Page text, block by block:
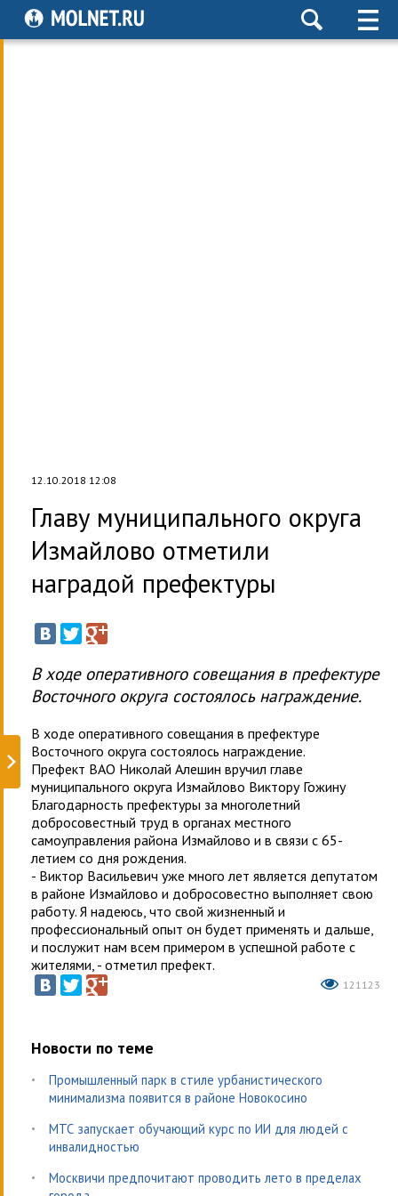
12.10.2018 12:08
Главу муниципального округа
Измайлово отметили
наградой префектуры
В ходе оперативного совещания в префектуре
Восточного округа состоялось награждение.
В ходе оперативного совещания в префектуре
Восточного округа состоялось награждение.
Префект ВАО Николай Алешин вручил главе
муниципального округа Измайлово Виктору Гожину
Благодарность префектуры за многолетний
добросовестный труд в органах местного
самоуправления района Измайлово и в связи с 65-
летием со дня рождения.
- Виктор Васильевич уже много лет является депутатом
в районе Измайлово и добросовестно выполняет свою
работу. Я надеюсь, что свой жизненный и
профессиональный опыт он будет применять и дальше,
и послужит нам всем примером в успешной работе с
жителями, - отметил префект.
121123
Новости по теме
Промышленный парк в стиле урбанистического
минимализма появится в районе Новокосино
МТС запускает обучающий курс по ИИ для людей с
инвалидностью
Москвичи предпочитают проводить лето в пределах